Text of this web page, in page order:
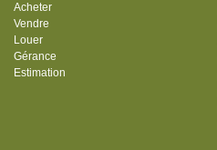
Acheter
Vendre
Louer
Gérance
Estimation